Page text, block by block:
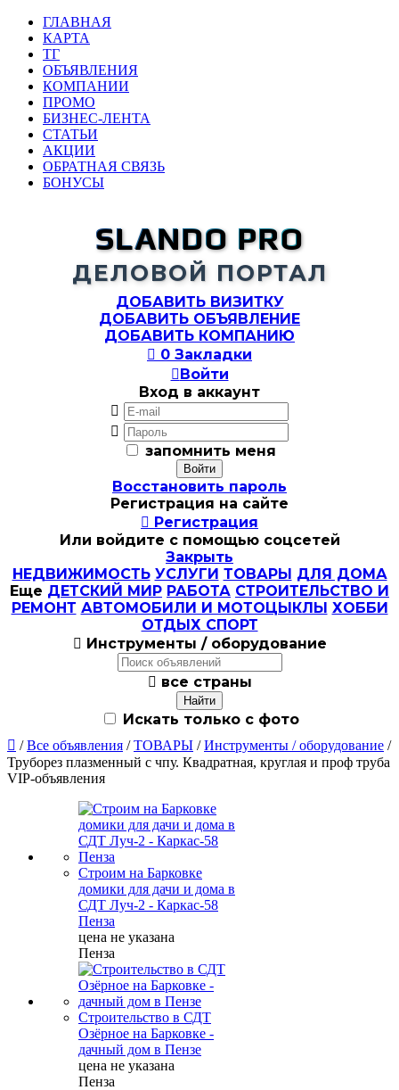
ГЛАВНАЯ
КАРТА
ТГ
ОБЪЯВЛЕНИЯ
КОМПАНИИ
ПРОМО
БИЗНЕС-ЛЕНТА
СТАТЬИ
АКЦИИ
ОБРАТНАЯ СВЯЗЬ
БОНУСЫ
SLANDO PRO
ДЕЛОВОЙ ПОРТАЛ
ДОБАВИТЬ ВИЗИТКУ
ДОБАВИТЬ ОБЪЯВЛЕНИЕ
ДОБАВИТЬ КОМПАНИЮ
 0 Закладки
Войти
Вход в аккаунт


запомнить меня
Восстановить пароль
Регистрация на сайте
 Регистрация
Или войдите с помощью соцсетей
Закрыть
НЕДВИЖИМОСТЬ УСЛУГИ ТОВАРЫ ДЛЯ ДОМА
Еще ДЕТСКИЙ МИР РАБОТА СТРОИТЕЛЬСТВО И
РЕМОНТ АВТОМОБИЛИ И МОТОЦЫКЛЫ ХОББИ
ОТДЫХ СПОРТ
 Инструменты / оборудование
 все страны
Искать только с фото
 /Все объявления /ТОВАРЫ /Инструменты / оборудование /
Труборез плазменный с чпу. Квадратная, круглая и проф труба
VIP-объявления
Строим на Барковке
домики для дачи и дома в
СДТ Луч-2 - Каркас-58
Пенза
цена не указана
Пенза
Строительство в СДТ
Озёрное на Барковке -
дачный дом в Пензе
цена не указана
Пенза